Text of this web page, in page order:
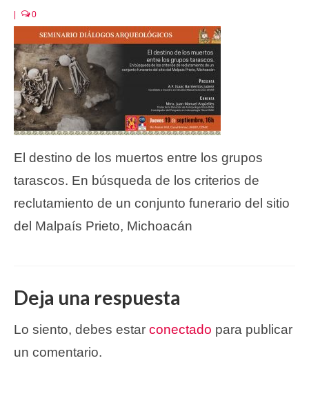
0
El destino de los muertos entre los grupos
tarascos. En búsqueda de los criterios de
reclutamiento de un conjunto funerario del sitio
del Malpaís Prieto, Michoacán
Deja una respuesta
Lo siento, debes estar conectado para publicar
un comentario.